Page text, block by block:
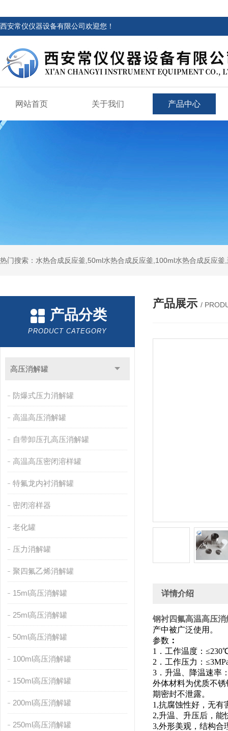
西安常仪仪器设备有限公司欢迎您！
网站首页 关于我们 产品中心
热门搜索：水热合成反应釜,50ml水热合成反应釜,100ml水热合成反应
产品分类
PRODUCT CATEGORY
高压消解罐
防爆式压力消解罐
高温高压消解罐
自带卸压孔高压消解罐
高温高压密闭溶样罐
特氟龙内衬消解罐
密闭溶样器
老化罐
压力消解罐
聚四氟乙烯消解罐
15ml高压消解罐
25ml高压消解罐
50ml高压消解罐
100ml高压消解罐
150ml高压消解罐
200ml高压消解罐
250ml高压消解罐
产品展示 /
详情介绍
钢衬四氟高温高压消
产中被广泛使用。
参数 ：
1．工作温度：
2．工作压力：
3．升温、降温速率
外体材料为优质不
期密封不泄露。
1,抗腐蚀性好，无有
2,升温、升压后，能
3,外形美观，结构合